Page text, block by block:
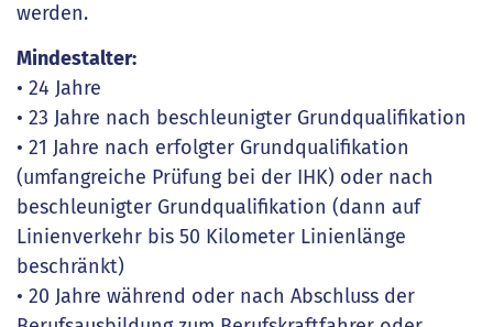
werden.
Mindestalter:
• 24 Jahre
• 23 Jahre nach beschleunigter Grundqualifikation
• 21 Jahre nach erfolgter Grundqualifikation
(umfangreiche Prüfung bei der IHK) oder nach
beschleunigter Grundqualifikation (dann auf
Linienverkehr bis 50 Kilometer Linienlänge
beschränkt)
• 20 Jahre während oder nach Abschluss der